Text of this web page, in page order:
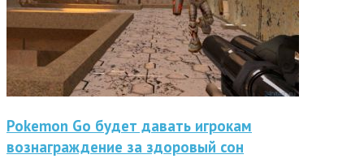
Pokemon Go будет давать игрокам
вознаграждение за здоровый сон